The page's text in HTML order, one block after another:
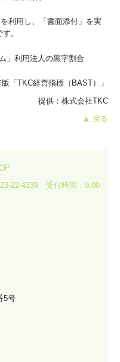
利用し、「書面添付」を実
。
「TKC経営指標 （BAST）」
提供：株式会社TKC
▲ 戻る
5号